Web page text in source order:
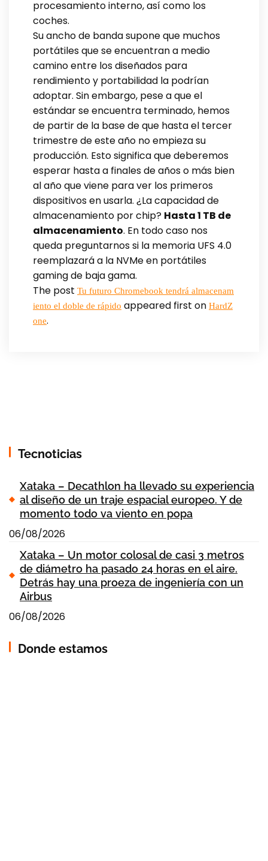
procesamiento interno, así como los
coches.
Su ancho de banda supone que muchos
portátiles que se encuentran a medio
camino entre los diseñados para
rendimiento y portabilidad la podrían
adoptar. Sin embargo, pese a que el
estándar se encuentra terminado, hemos
de partir de la base de que hasta el tercer
trimestre de este año no empieza su
producción. Esto significa que deberemos
esperar hasta a finales de años o más bien
al año que viene para ver los primeros
dispositivos en usarla. ¿La capacidad de
almacenamiento por chip? Hasta 1 TB de
almacenamiento. En todo caso nos
queda preguntarnos si la memoria UFS 4.0
reemplazará a la NVMe en portátiles
gaming de baja gama.
The post Tu futuro Chromebook tendrá almacenam
iento el doble de rápido appeared first on HardZ
one.
Tecnoticias
Xataka – Decathlon ha llevado su experiencia
al diseño de un traje espacial europeo. Y de
momento todo va viento en popa
06/08/2026
Xataka – Un motor colosal de casi 3 metros
de diámetro ha pasado 24 horas en el aire.
Detrás hay una proeza de ingeniería con un
Airbus
06/08/2026
Donde estamos